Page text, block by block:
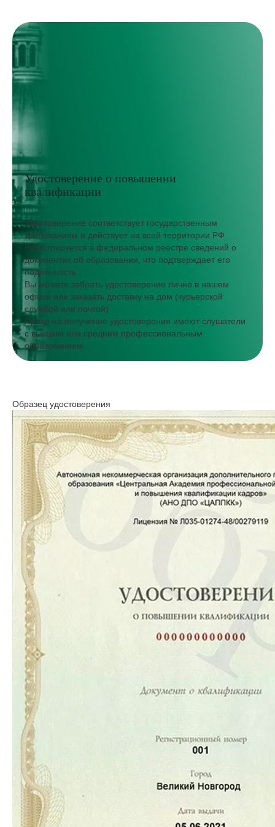
Удостоверение о повышении
квалификации
Удостоверение соответствует государственным
требованиям и действует на всей территории РФ
Регистрируется в федеральном реестре сведений о
документах об образовании, что подтверждает его
подлинность
Вы можете забрать удостоверение лично в нашем
офисе или заказать доставку на дом (курьерской
службой или почтой)
Право на получение удостоверения имеют слушатели
с высшим или средним профессиональным
образованием
Образец удостоверения